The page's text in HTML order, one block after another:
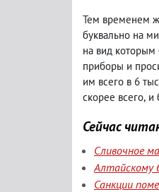
Тем временем
буквально на
на вид которым
приборы и
им всего в 6
скорее всего, и
Сейчас
Сливочное
Алтайскому
Санкции